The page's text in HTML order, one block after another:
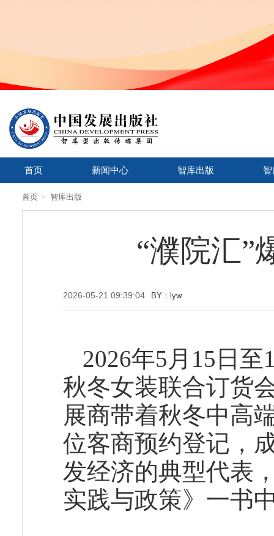
首页 新闻中心 智库出版
首页 > 智库出版
“濮院汇”
2026-05-21 09:39:04 BY：lyw
2026年5月15日
秋冬女装联合订货
展商带着秋冬中高
位客商预约登记，
发经济的典型代表
实践与政策》一书